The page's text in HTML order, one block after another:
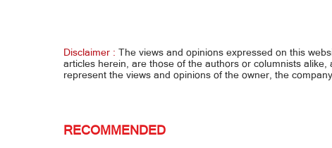
CANCER
Disclaimer : The views and opinions expressed on this
articles herein, are those of the authors or columnists
represent the views and opinions of the owner, the
RECOMMENDED